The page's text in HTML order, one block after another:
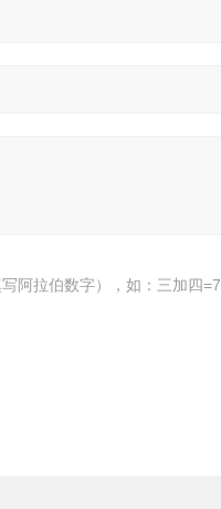
阿拉伯数字），如：三加四=7